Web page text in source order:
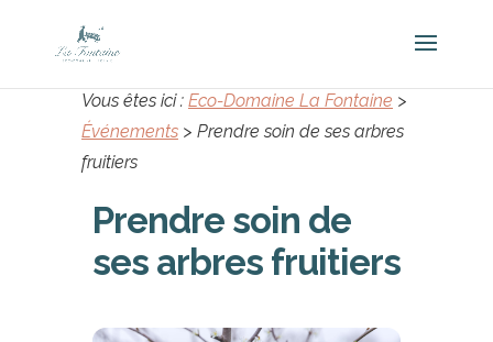
Vous êtes ici : Eco-Domaine La Fontaine >
Événements > Prendre soin de ses arbres
fruitiers
Prendre soin de
ses arbres fruitiers